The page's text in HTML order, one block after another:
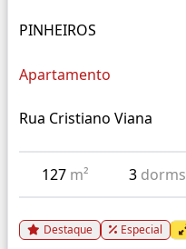
PINHEIROS
Apartamento
Rua Cristiano Viana
127 m² 3 dorms
Destaque Especial